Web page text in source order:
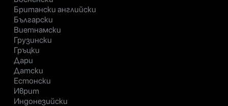
Британски английски
Български
Виетнамски
Грузински
Гръцки
Дари
Датски
Естонски
Иврит
Индонезийски